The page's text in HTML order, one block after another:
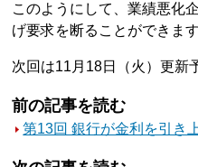
このようにして、業績悪化
げ要求を断ることができます
次回は11月18日（火）更新
前の記事を読む
第13回 銀行が金利を引き